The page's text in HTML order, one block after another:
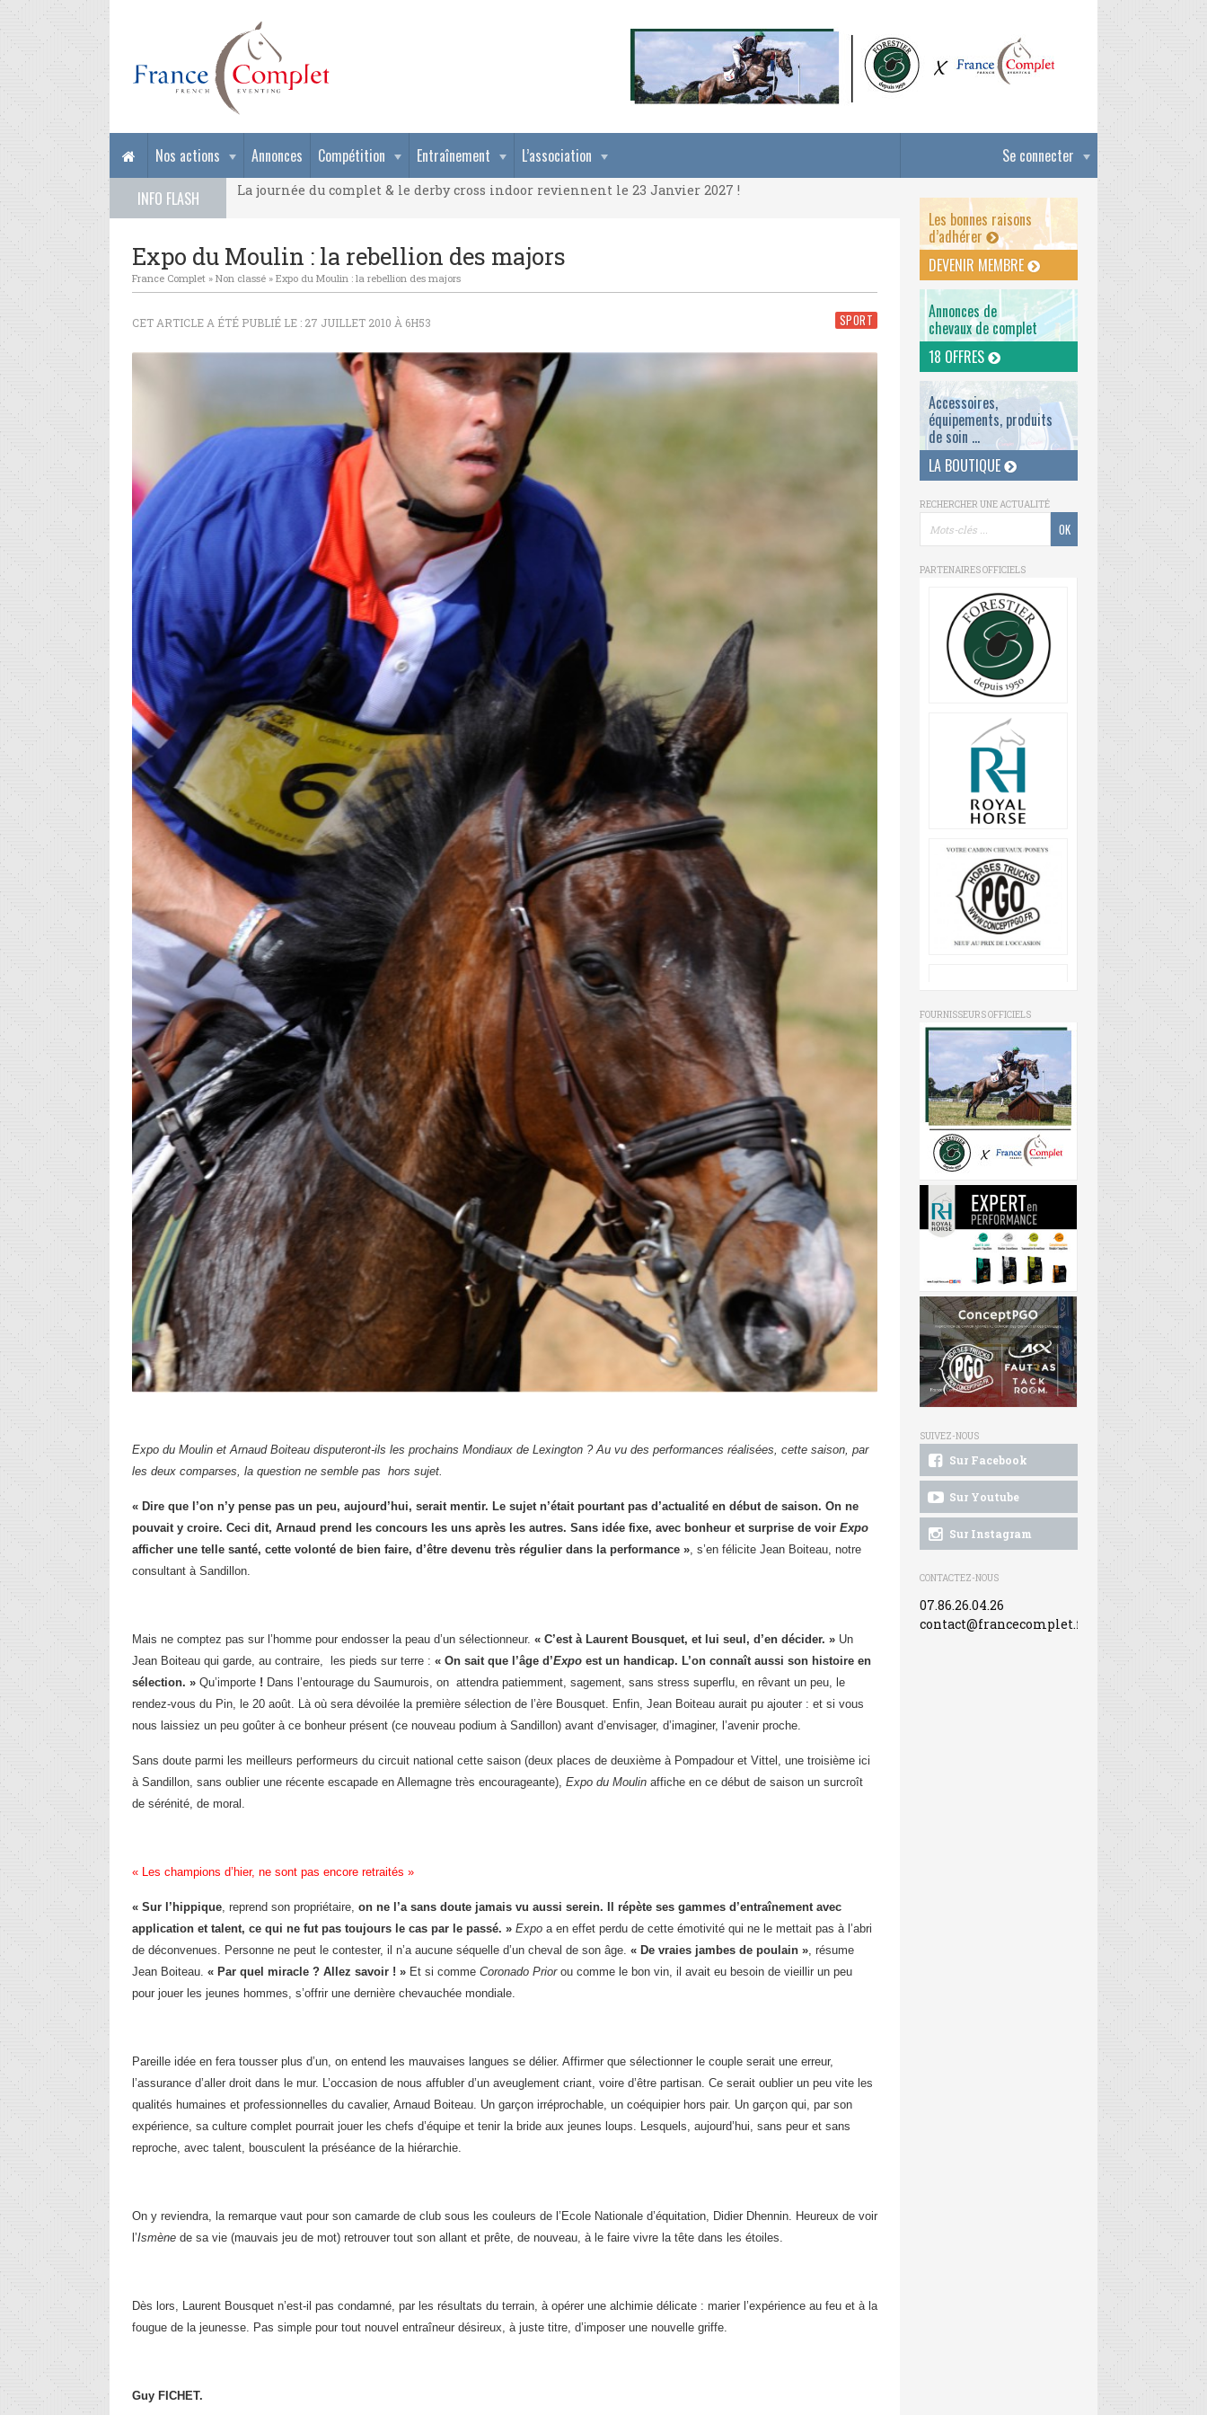
Se connecter
Nos actions Annonces Compétition Entraînement
L’association
INFO FLASH
La journée du complet & le derby cross indoor reviennent le 23 Janvier 2027 !
La journée du complet & le derby cross indoor reviennent le 23 Janvier 2027 !
Expo du Moulin : la rebellion des majors
France Complet » Non classé » Expo du Moulin : la rebellion des majors
SPORT
CET ARTICLE A ÉTÉ PUBLIÉ LE : 27 JUILLET 2010 À 6H53
Expo du Moulin et Arnaud Boiteau disputeront-ils les prochains Mondiaux de Lexington ? Au vu des performances réalisées, cette saison, par
les deux comparses, la question ne semble pas hors sujet.
« Dire que l’on n’y pense pas un peu, aujourd’hui, serait mentir. Le sujet n’était pourtant pas d’actualité en début de saison. On ne
pouvait y croire. Ceci dit, Arnaud prend les concours les uns après les autres. Sans idée fixe, avec bonheur et surprise de voir Expo
afficher une telle santé, cette volonté de bien faire, d’être devenu très régulier dans la performance » , s’en félicite Jean Boiteau, notre
consultant à Sandillon.
Mais ne comptez pas sur l’homme pour endosser la peau d’un sélectionneur. « C’est à Laurent Bousquet, et lui seul, d’en décider. » Un
Jean Boiteau qui garde, au contraire, les pieds sur terre : « On sait que l’âge d’Expo est un handicap. L’on connaît aussi son histoire en
sélection. » Qu’importe ! Dans l’entourage du Saumurois, on attendra patiemment, sagement, sans stress superflu, en rêvant un peu, le
rendez-vous du Pin, le 20 août. Là où sera dévoilée la première sélection de l’ère Bousquet. Enfin, Jean Boiteau aurait pu ajouter : et si vous
nous laissiez un peu goûter à ce bonheur présent (ce nouveau podium à Sandillon) avant d’envisager, d’imaginer, l’avenir proche.
Sans doute parmi les meilleurs performeurs du circuit national cette saison (deux places de deuxième à Pompadour et Vittel, une troisième ici
à Sandillon, sans oublier une récente escapade en Allemagne très encourageante), Expo du Moulin affiche en ce début de saison un surcroît
de sérénité, de moral.
« Les champions d’hier, ne sont pas encore retraités »
« Sur l’hippique , reprend son propriétaire, on ne l’a sans doute jamais vu aussi serein. Il répète ses gammes d’entraînement avec
application et talent, ce qui ne fut pas toujours le cas par le passé. » Expo a en effet perdu de cette émotivité qui ne le mettait pas à l’abri
de déconvenues. Personne ne peut le contester, il n’a aucune séquelle d’un cheval de son âge. « De vraies jambes de poulain » , résume
Jean Boiteau. « Par quel miracle ? Allez savoir ! » Et si comme Coronado Priorou comme le bon vin, il avait eu besoin de vieillir un peu
pour jouer les jeunes hommes, s’offrir une dernière chevauchée mondiale.
Pareille idée en fera tousser plus d’un, on entend les mauvaises langues se délier. Affirmer que sélectionner le couple serait une erreur,
l’assurance d’aller droit dans le mur. L’occasion de nous affubler d’un aveuglement criant, voire d’être partisan. Ce serait oublier un peu vite les
qualités humaines et professionnelles du cavalier, Arnaud Boiteau. Un garçon irréprochable, un coéquipier hors pair. Un garçon qui, par son
expérience, sa culture complet pourrait jouer les chefs d’équipe et tenir la bride aux jeunes loups. Lesquels, aujourd’hui, sans peur et sans
reproche, avec talent, bousculent la préséance de la hiérarchie.
On y reviendra, la remarque vaut pour son camarde de club sous les couleurs de l’Ecole Nationale d’équitation, Didier Dhennin. Heureux de voir
l’Ismène de sa vie (mauvais jeu de mot) retrouver tout son allant et prête, de nouveau, à le faire vivre la tête dans les étoiles.
Dès lors, Laurent Bousquet n’est-il pas condamné, par les résultats du terrain, à opérer une alchimie délicate : marier l’expérience au feu et à la
fougue de la jeunesse. Pas simple pour tout nouvel entraîneur désireux, à juste titre, d’imposer une nouvelle griffe.
Guy FICHET.
Les bonnes raisons
d’adhérer
DEVENIR MEMBRE
Annonces de
chevaux de complet
18 OFFRES
Accessoires,
équipements, produits
de soin ...
LA BOUTIQUE
RECHERCHER UNE ACTUALITÉ
PARTENAIRES OFFICIELS
FOURNISSEURS OFFICIELS
SUIVEZ-NOUS
Sur Facebook
Sur Youtube
Sur Instagram
CONTACTEZ-NOUS
07.86.26.04.26
contact@francecomplet.fr